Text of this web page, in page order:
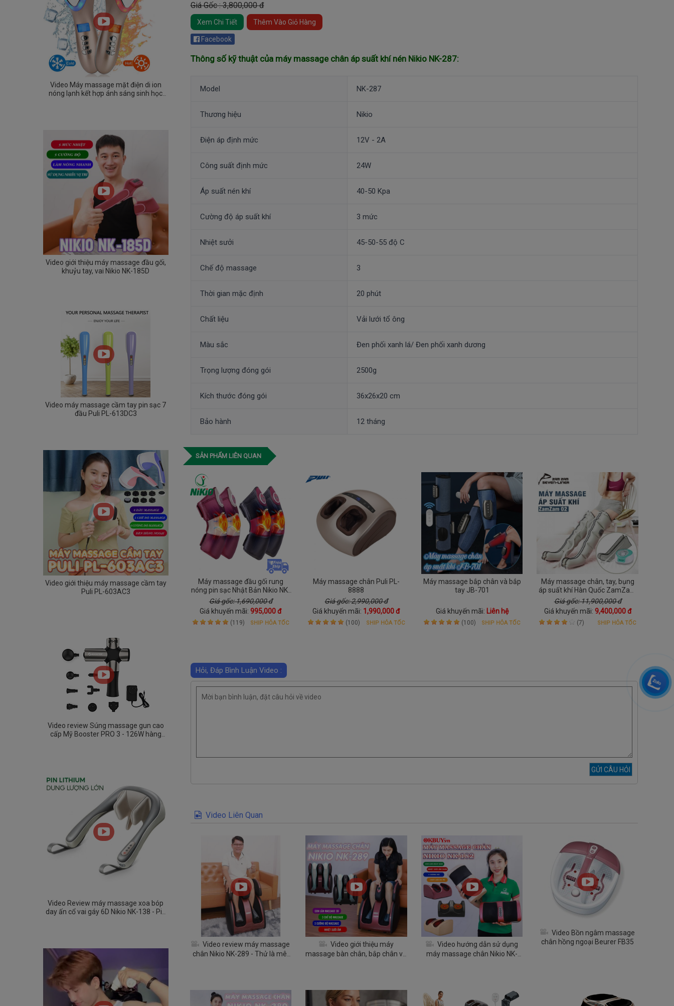
Video Máy massage mặt điện di ion
nóng lạnh kết hợp ánh sáng sinh học
Video giới thiệu máy massage đầu gối,
khuỷu tay, vai Nikio NK-185D
Video máy massage cầm tay pin sạc 7
đầu Puli PL-613DC3
Video giới thiệu máy massage cầm tay
Puli PL-603AC3
Video review Súng massage gun cao
cấp Mỹ Booster PRO 3 - 126W hàng
Video Review máy massage xoa bóp
day ấn cổ vai gáy 6D Nikio NK-138 - Pin
Giá Gốc : 3,800,000 đ
Xem Chi Tiết Thêm Vào Giỏ Hàng
Facebook
Thông số kỹ thuật của máy massage chân áp suất khí nén Nikio NK-287:
Model NK-287
Thương hiệu Nikio
Điện áp định mức 12V - 2A
Công suất định mức 24W
Áp suất nén khí 40-50 Kpa
Cường độ áp suất khí 3 mức
Nhiệt sưởi 45-50-55 độ C
Chế độ massage 3
Thời gian mặc định 20 phút
Chất liệu Vải lưới tổ ông
Màu sắc Đen phối xanh lá/ Đen phối xanh dương
Trọng lượng đóng gói 2500g
Kích thước đóng gói 36x26x20 cm
Bảo hành 12 tháng
SẢN PHẨM LIÊN QUAN
Máy massage đầu gối rung
nóng pin sạc Nhật Bản Nikio NK-
185 - Hỗ trợ điều trị đau nhức
mỏi đầu gối, bắp chân, đùi
Giá gốc: 1,690,000 đ
Giá khuyến mãi: 995,000 đ
(119) SHIP HỎA TỐC
Máy massage chân Puli PL-
8888
Giá gốc: 2,990,000 đ
Giá khuyến mãi: 1,990,000 đ
(100) SHIP HỎA TỐC
Máy massage bắp chân và bắp
tay JB-701
Giá khuyến mãi: Liên hệ
(100) SHIP HỎA TỐC
Máy massage chân, tay, bụng
áp suất khí Hàn Quốc ZamZam
02
Giá gốc: 11,900,000 đ
Giá khuyến mãi: 9,400,000 đ
(7) SHIP HỎA TỐC
Hỏi, Đáp Bình Luận Video :
Video Liên Quan
Video review máy massage
chân Nikio NK-289 - Thử là mê,
Video giới thiệu máy
massage bàn chân, bắp chân và
Video hướng dẫn sử dụng
máy massage chân Nikio NK-
Video Bồn ngâm massage
chân hồng ngoại Beurer FB35